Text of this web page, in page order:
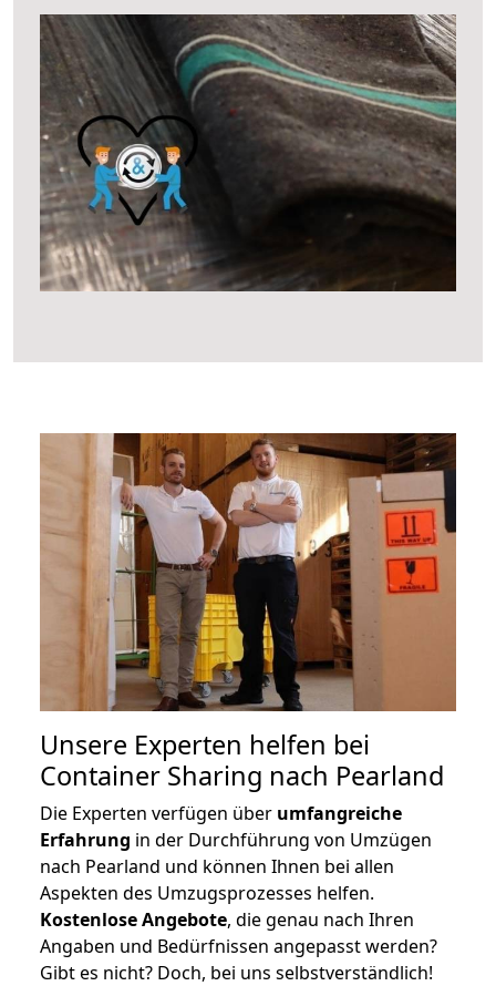
Unsere Experten helfen bei
Container Sharing nach Pearland
Die Experten verfügen über umfangreiche
Erfahrung in der Durchführung von Umzügen
nach Pearland und können Ihnen bei allen
Aspekten des Umzugsprozesses helfen.
Kostenlose Angebote, die genau nach Ihren
Angaben und Bedürfnissen angepasst werden?
Gibt es nicht? Doch, bei uns selbstverständlich!